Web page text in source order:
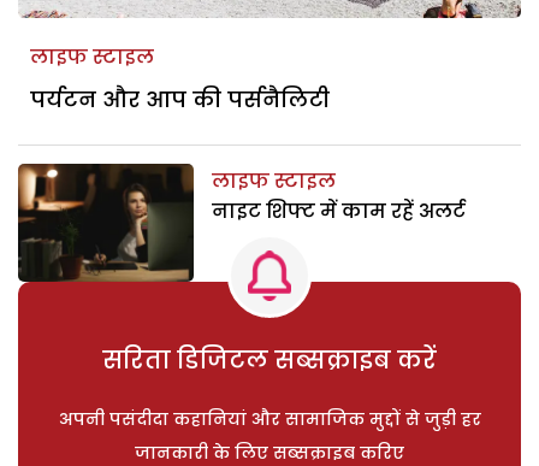
लाइफ स्टाइल
पर्यटन और आप की पर्सनैलिटी
लाइफ स्टाइल
नाइट शिफ्ट में काम रहें अलर्ट
सरिता डिजिटल सब्सक्राइब करें
अपनी पसंदीदा कहानियां और सामाजिक मुद्दों से जुड़ी हर
जानकारी के लिए सब्सक्राइब करिए